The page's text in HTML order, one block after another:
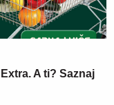
A ti? Saznaj